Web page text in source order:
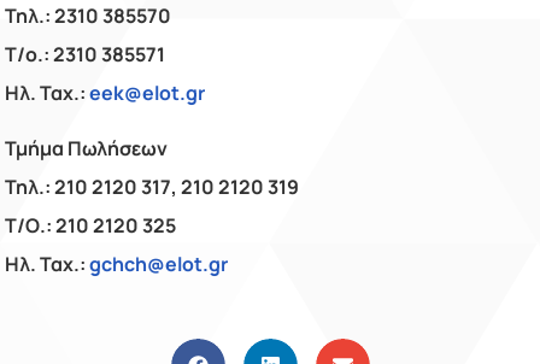
Τηλ.: 2310 385570
Τ/ο.: 2310 385571
Ηλ. Ταχ.:eek@elot.gr
Τμήμα Πωλήσεων
Τηλ.: 210 2120 317, 210 2120 319
Τ/Ο.: 210 2120 325
Ηλ. Ταχ.:gchch@elot.gr